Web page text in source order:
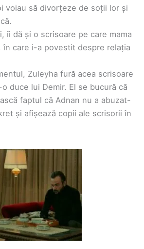
voiau să divorțeze de soții lor și
îi dă și o scrisoare pe care mama
care i-a povestit despre relația
Zuleyha fură acea scrisoare
duce lui Demir. El se bucură că
faptul că Adnan nu a abuzat-
și afișează copii ale scrisorii în